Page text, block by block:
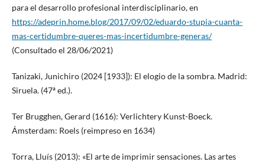
para el desarrollo profesional interdisciplinario, en
https://adeprin.home.blog/2017/09/02/eduardo-stupia-cuanta-
mas-certidumbre-queres-mas-incertidumbre-generas/
(Consultado el 28/06/2021)
Tanizaki, Junichiro (2024 [1933]): El elogio de la sombra. Madrid:
Siruela. (47ª ed.).
Ter Brugghen, Gerard (1616): Verlichtery Kunst-Boeck.
Ámsterdam: Roels (reimpreso en 1634)
Torra, Lluís (2013): «El arte de imprimir sensaciones. Las artes